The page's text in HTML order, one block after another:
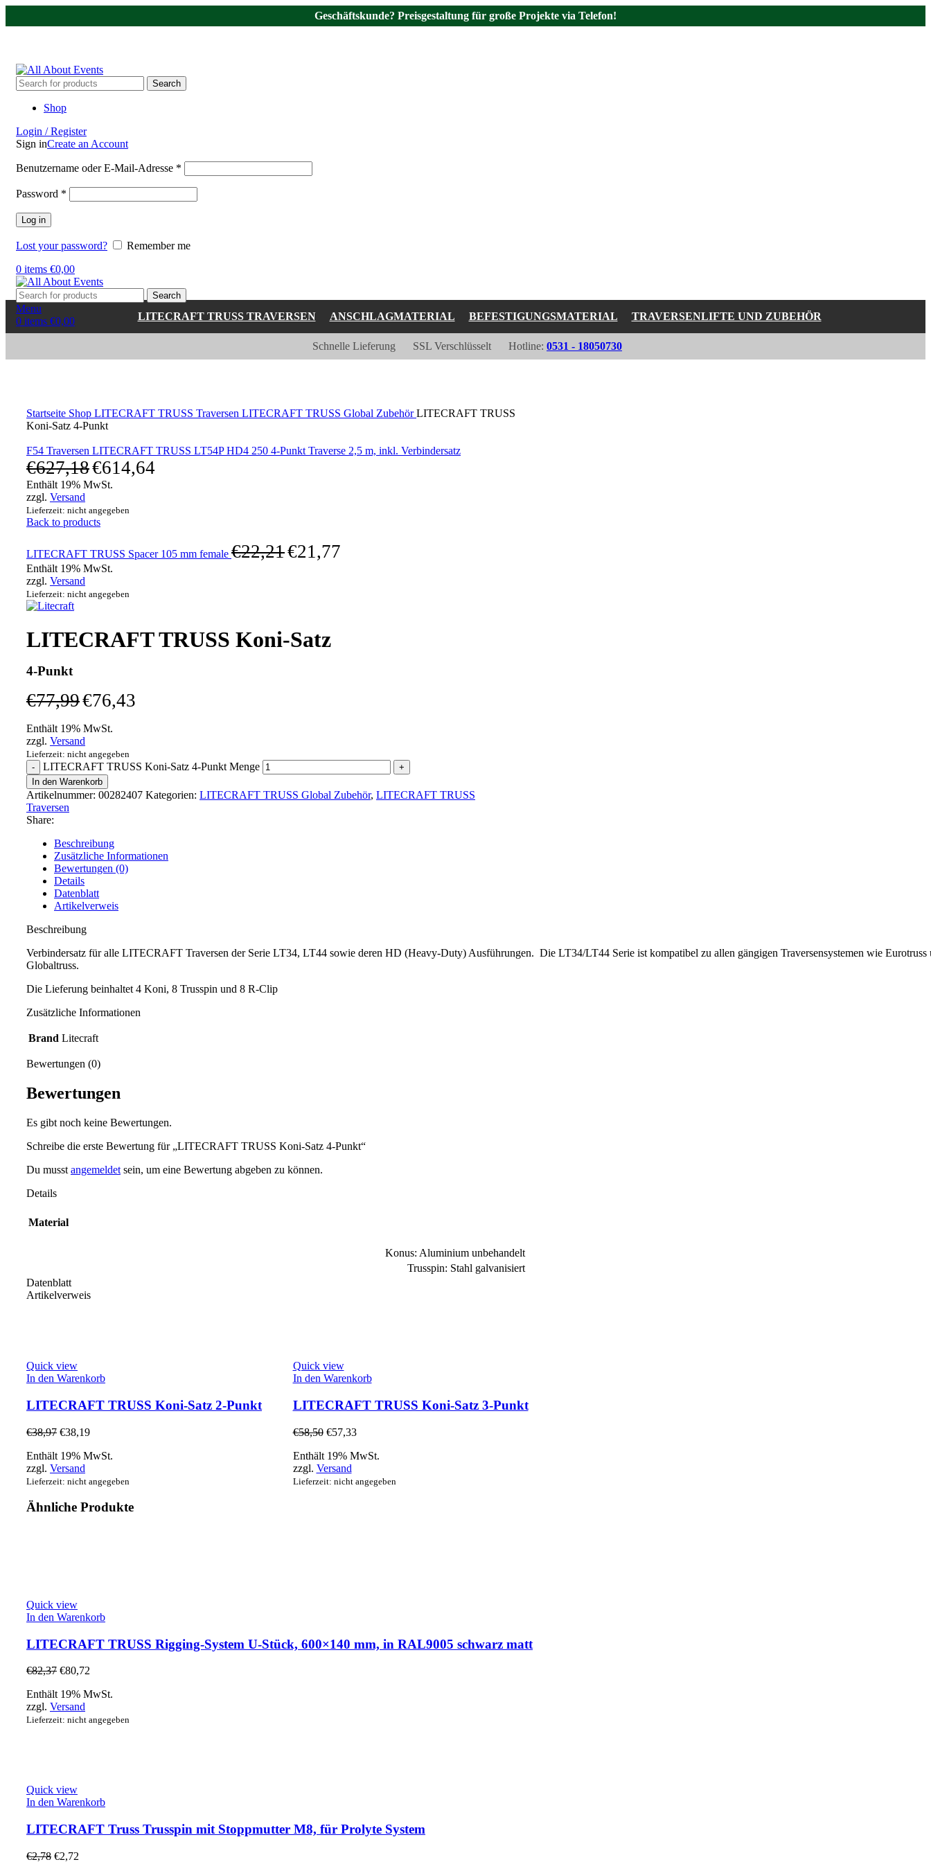
Geschäftskunde? Preisgestaltung für große Projekte via Telefon!
Search
Shop
Login / Register
Sign inCreate an Account
Benutzername oder E-Mail-Adresse *
Password *
Log in
Lost your password?
Remember me
0 items €0,00
Search
Menu
0 items €0,00 LITECRAFT TRUSS TRAVERSEN ANSCHLAGMATERIAL BEFESTIGUNGSMATERIAL TRAVERSENLIFTE UND ZUBEHÖR
Schnelle Lieferung SSL Verschlüsselt Hotline: 0531 - 18050730
Startseite Shop LITECRAFT TRUSS Traversen LITECRAFT TRUSS Global ZubehörLITECRAFT TRUSS
Koni-Satz 4-Punkt
F54 Traversen LITECRAFT TRUSS LT54P HD4 250 4-Punkt Traverse 2,5 m, inkl. Verbindersatz
€627,18€614,64
Enthält 19% MwSt.
zzgl. Versand
Lieferzeit: nicht angegeben
Back to products
LITECRAFT TRUSS Spacer 105 mm female €22,21€21,77
Enthält 19% MwSt.
zzgl. Versand
Lieferzeit: nicht angegeben
LITECRAFT TRUSS Koni-Satz
4-Punkt
€77,99€76,43
Enthält 19% MwSt.
zzgl. Versand
Lieferzeit: nicht angegeben
LITECRAFT TRUSS Koni-Satz 4-Punkt Menge
In den Warenkorb
Artikelnummer: 00282407 Kategorien: LITECRAFT TRUSS Global Zubehör, LITECRAFT TRUSS
Traversen
Share:
Beschreibung
Zusätzliche Informationen
Bewertungen (0)
Details
Datenblatt
Artikelverweis
Beschreibung
Verbindersatz für alle LITECRAFT Traversen der Serie LT34, LT44 sowie deren HD (Heavy-Duty) Ausführungen. Die LT34/LT44 Serie ist kompatibel zu allen gängigen Traversensystemen wie Eurotruss
Globaltruss.
Die Lieferung beinhaltet 4 Koni, 8 Trusspin und 8 R-Clip
Zusätzliche Informationen
Brand Litecraft
Bewertungen (0)
Bewertungen
Es gibt noch keine Bewertungen.
Schreibe die erste Bewertung für „LITECRAFT TRUSS Koni-Satz 4-Punkt“
Du musst angemeldet sein, um eine Bewertung abgeben zu können.
Details
Material
Konus: Aluminium unbehandelt
Trusspin: Stahl galvanisiert
Datenblatt
Artikelverweis
Quick view
In den Warenkorb
LITECRAFT TRUSS Koni-Satz 2-Punkt
€38,97 €38,19
Enthält 19% MwSt.
zzgl. Versand
Lieferzeit: nicht angegeben
Quick view
In den Warenkorb
LITECRAFT TRUSS Koni-Satz 3-Punkt
€58,50 €57,33
Enthält 19% MwSt.
zzgl. Versand
Lieferzeit: nicht angegeben
Ähnliche Produkte
Quick view
In den Warenkorb
LITECRAFT TRUSS Rigging-System U-Stück, 600×140 mm, in RAL9005 schwarz matt
€82,37 €80,72
Enthält 19% MwSt.
zzgl. Versand
Lieferzeit: nicht angegeben
Quick view
In den Warenkorb
LITECRAFT Truss Trusspin mit Stoppmutter M8, für Prolyte System
€2,78 €2,72